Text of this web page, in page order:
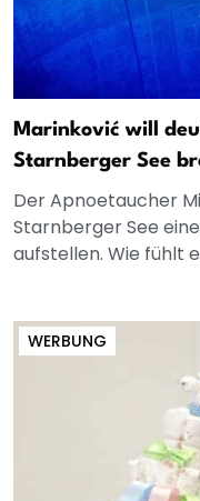
Marinković will
Starnberger See
Der Apnoetaucher
Starnberger See
aufstellen. Wie fühlt
WERBUNG